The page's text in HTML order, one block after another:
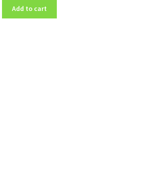
Add to cart